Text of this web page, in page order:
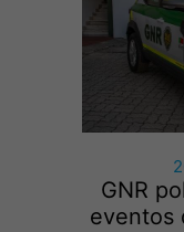
GNR
eventos